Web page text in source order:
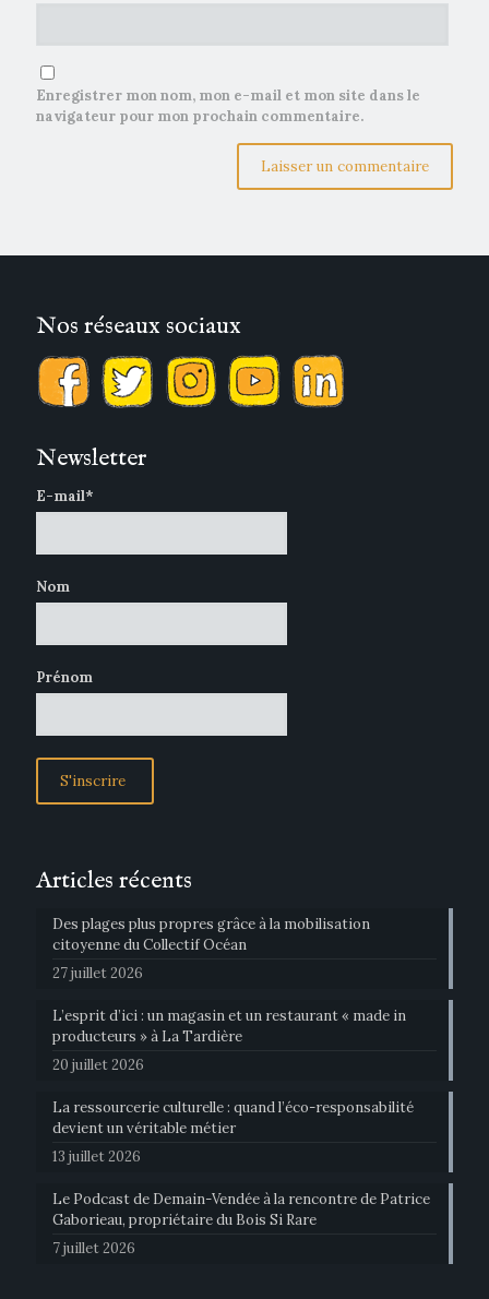
Enregistrer mon nom, mon e-mail et mon site dans le
navigateur pour mon prochain commentaire.
Nos réseaux sociaux
Newsletter
E-mail*
Nom
Prénom
Articles récents
Des plages plus propres grâce à la mobilisation
citoyenne du Collectif Océan
27 juillet 2026
L’esprit d’ici : un magasin et un restaurant « made in
producteurs » à La Tardière
20 juillet 2026
La ressourcerie culturelle : quand l’éco-responsabilité
devient un véritable métier
13 juillet 2026
Le Podcast de Demain-Vendée à la rencontre de Patrice
Gaborieau, propriétaire du Bois Si Rare
7 juillet 2026